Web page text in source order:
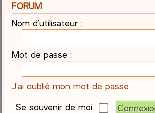
FORUM
Nom d’utilisateur :
Mot de passe :
J’ai oublié mon mot de passe
Se souvenir de moi